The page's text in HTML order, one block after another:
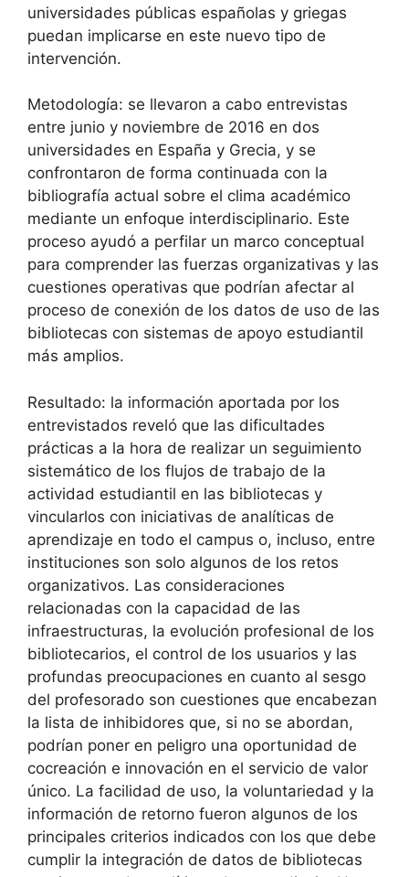
universidades públicas españolas y griegas
puedan implicarse en este nuevo tipo de
intervención.
Metodología: se llevaron a cabo entrevistas
entre junio y noviembre de 2016 en dos
universidades en España y Grecia, y se
confrontaron de forma continuada con la
bibliografía actual sobre el clima académico
mediante un enfoque interdisciplinario. Este
proceso ayudó a perfilar un marco conceptual
para comprender las fuerzas organizativas y las
cuestiones operativas que podrían afectar al
proceso de conexión de los datos de uso de las
bibliotecas con sistemas de apoyo estudiantil
más amplios.
Resultado: la información aportada por los
entrevistados reveló que las dificultades
prácticas a la hora de realizar un seguimiento
sistemático de los flujos de trabajo de la
actividad estudiantil en las bibliotecas y
vincularlos con iniciativas de analíticas de
aprendizaje en todo el campus o, incluso, entre
instituciones son solo algunos de los retos
organizativos. Las consideraciones
relacionadas con la capacidad de las
infraestructuras, la evolución profesional de los
bibliotecarios, el control de los usuarios y las
profundas preocupaciones en cuanto al sesgo
del profesorado son cuestiones que encabezan
la lista de inhibidores que, si no se abordan,
podrían poner en peligro una oportunidad de
cocreación e innovación en el servicio de valor
único. La facilidad de uso, la voluntariedad y la
información de retorno fueron algunos de los
principales criterios indicados con los que debe
cumplir la integración de datos de bibliotecas